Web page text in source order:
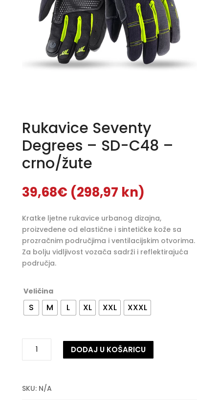
Rukavice Seventy
Degrees – SD-C48 –
crno/žute
39,68€ (298,97 kn)
Kratke ljetne rukavice urbanog dizajna,
proizvedene od elastične i sintetičke kože sa
prozračnim područjima i ventilacijskim otvorima.
Za bolju vidljivost vozača sadrži i reflektirajuća
područja.
Veličina
S M L XL XXL XXXL
Seventy
SD-
DODAJ U KOŠARICU
t
SKU: N/A